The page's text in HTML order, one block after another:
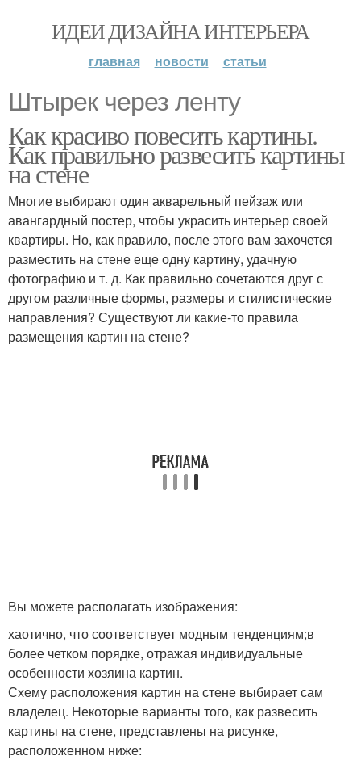
ИДЕИ ДИЗАЙНА ИНТЕРЬЕРА
главная новости статьи
Штырек через ленту
Как красиво повесить картины.
Как правильно развесить картины
на стене
Многие выбирают один акварельный пейзаж или
авангардный постер, чтобы украсить интерьер своей
квартиры. Но, как правило, после этого вам захочется
разместить на стене еще одну картину, удачную
фотографию и т. д. Как правильно сочетаются друг с
другом различные формы, размеры и стилистические
направления? Существуют ли какие-то правила
размещения картин на стене?
Вы можете располагать изображения:
хаотично, что соответствует модным тенденциям;в
более четком порядке, отражая индивидуальные
особенности хозяина картин.
Схему расположения картин на стене выбирает сам
владелец. Некоторые варианты того, как развесить
картины на стене, представлены на рисунке,
расположенном ниже: